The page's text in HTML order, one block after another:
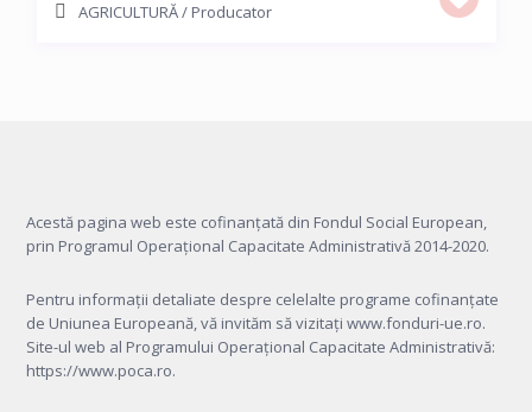
AGRICULTURĂ/ Producator
Acestă pagina web este cofinanțată din Fondul Social European,
prin Programul Operațional Capacitate Administrativă 2014-2020.
Pentru informații detaliate despre celelalte programe cofinanțate
de Uniunea Europeană, vă invităm să vizitați www.fonduri-ue.ro.
Site-ul web al Programului Operațional Capacitate Administrativă:
https://www.poca.ro.